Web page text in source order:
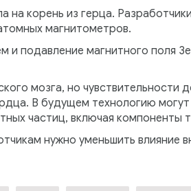
на корень из герца.
магнитометров.
подавление магнитного поля
мозга, но чувствительности
В будущем технологию могут
частиц, включая компоненты
нужно уменьшить влияние